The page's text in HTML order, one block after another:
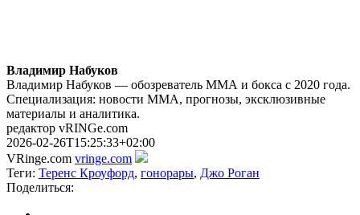
Владимир Набуков
Владимир Набуков — обозреватель ММА и бокса с 2020 года.
Специализация: новости ММА, прогнозы, эксклюзивные
материалы и аналитика.
редактор vRINGe.com
2026-02-26T15:25:33+02:00
VRinge.com vringe.com
Теги: Теренс Кроуфорд, гонорары, Джо Роган
Поделиться: